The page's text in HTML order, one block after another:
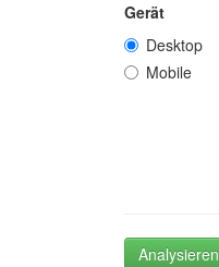
Gerät
Desktop
Mobile
Analysieren